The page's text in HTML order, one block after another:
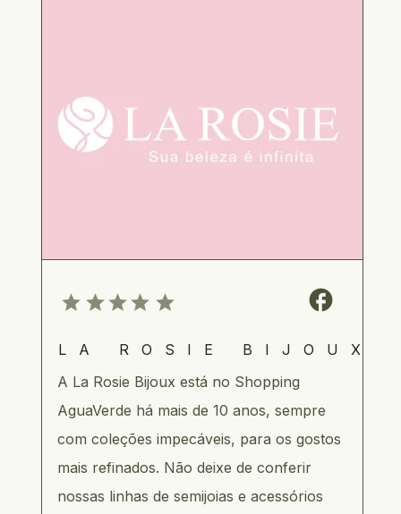
LA ROSIE BIJOUX
A La Rosie Bijoux está no Shopping
AguaVerde há mais de 10 anos, sempre
com coleções impecáveis, para os gostos
mais refinados. Não deixe de conferir
nossas linhas de semijoias e acessórios